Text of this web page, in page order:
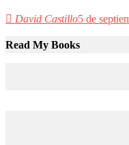
David Castillo5 de
Read My Books